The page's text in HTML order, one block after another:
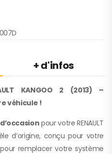
+ d'infos
KANGOO 2 (2013) –
véhicule !
pour votre RENAULT
d’origine, conçu pour votre
remplacer votre système